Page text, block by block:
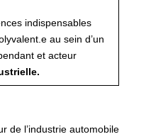
indispensables
au sein d’un
et acteur
de l’industrie automobile